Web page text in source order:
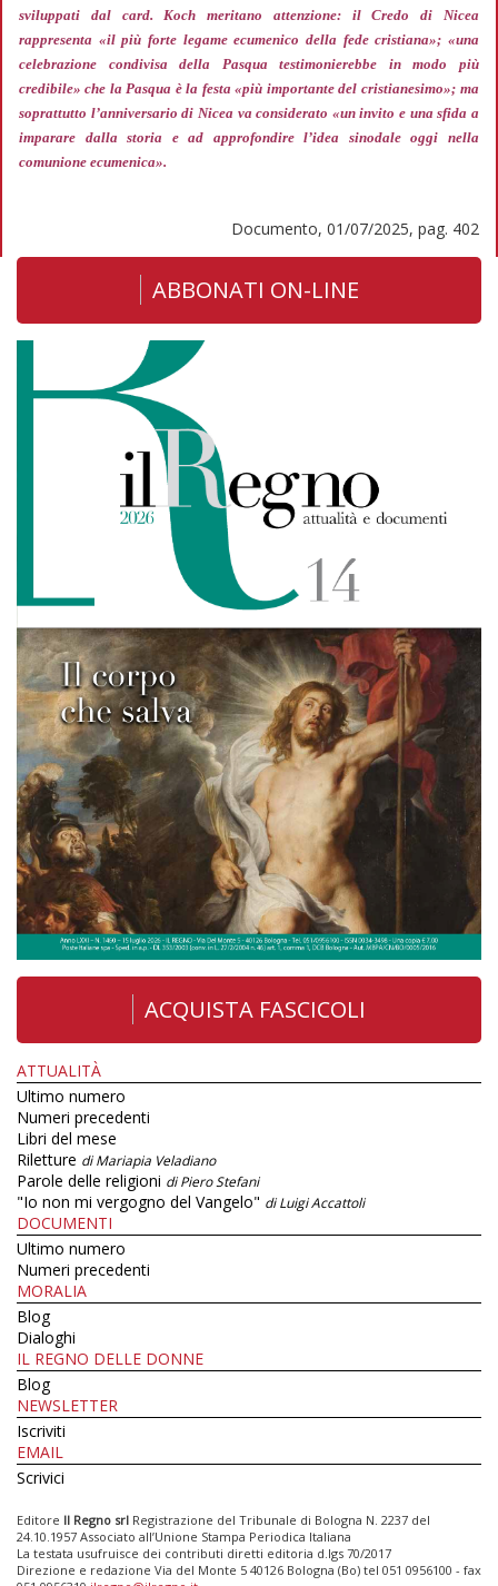
sviluppati dal card. Koch meritano attenzione: il Credo di Nicea
rappresenta «il più forte legame ecumenico della fede cristiana»; «una
celebrazione condivisa della Pasqua testimonierebbe in modo più
credibile»che la Pasqua è la festa«più importante del cristianesimo»; ma
soprattutto l’anniversario di Nicea va considerato «un invito e una sfida a
imparare dalla storia e ad approfondire l’idea sinodale oggi nella
comunione ecumenica».
Documento, 01/07/2025, pag. 402
ABBONATI ON-LINE
ACQUISTA FASCICOLI
ATTUALITÀ
Ultimo numero
Numeri precedenti
Libri del mese
Riletture di Mariapia Veladiano
Parole delle religioni di Piero Stefani
"Io non mi vergogno del Vangelo" di Luigi Accattoli
DOCUMENTI
Ultimo numero
Numeri precedenti
MORALIA
Blog
Dialoghi
IL REGNO DELLE DONNE
Blog
NEWSLETTER
Iscriviti
EMAIL
Scrivici
Editore Il Regno srl Registrazione del Tribunale di Bologna N. 2237 del
24.10.1957 Associato all’Unione Stampa Periodica Italiana
La testata usufruisce dei contributi diretti editoria d.lgs 70/2017
Direzione e redazione Via del Monte 5 40126 Bologna (Bo) tel 051 0956100 - fax